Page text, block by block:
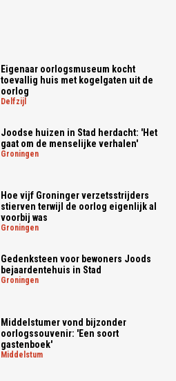
Eigenaar oorlogsmuseum kocht
toevallig huis met kogelgaten uit de
oorlog
delfzijl
Joodse huizen in Stad herdacht: 'Het
gaat om de menselijke verhalen'
groningen
Hoe vijf Groninger verzetsstrijders
stierven terwijl de oorlog eigenlijk al
voorbij was
groningen
Gedenksteen voor bewoners Joods
bejaardentehuis in Stad
groningen
Middelstumer vond bijzonder
oorlogssouvenir: 'Een soort
gastenboek'
middelstum